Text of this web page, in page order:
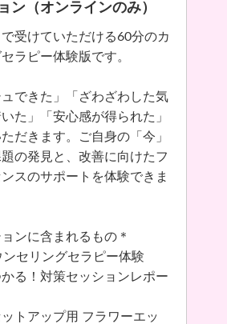
ン（オンラインのみ）
受けていただける60分のカ
ラピー体験版です。
ュできた」「ざわざわした気
た」「安心感が得られた」
だきます。ご自身の「今」
の発見と、改善に向けたフ
スのサポートを体験できま
ンに含まれるもの＊
ンセリングセラピー体験
かる！対策セッションレポー
ットアップ用 フラワーエッ